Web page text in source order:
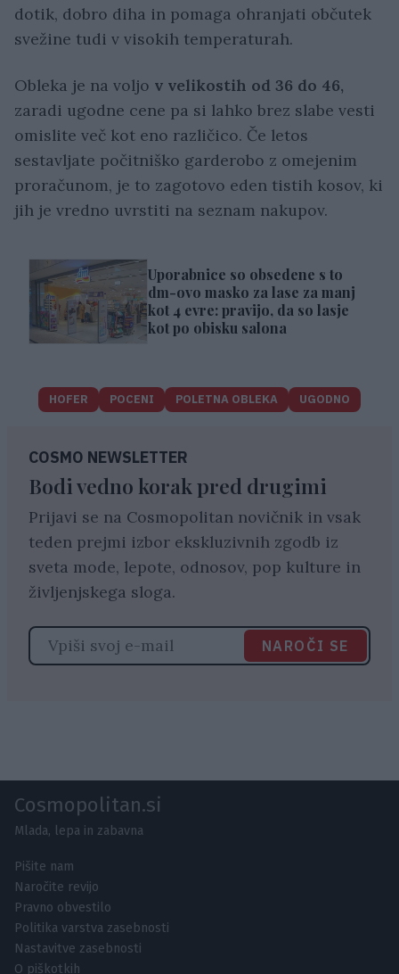
dotik, dobro diha in pomaga ohranjati občutek
svežine tudi v visokih temperaturah.
Obleka je na voljo v velikostih od 36 do 46,
zaradi ugodne cene pa si lahko brez slabe vesti
omislite več kot eno različico. Če letos
sestavljate počitniško garderobo z omejenim
proračunom, je to zagotovo eden tistih kosov, ki
jih je vredno uvrstiti na seznam nakupov.
Uporabnice so obsedene s to
dm-ovo masko za lase za manj
kot 4 evre: pravijo, da so lasje
kot po obisku salona
HOFER POCENI POLETNA OBLEKA UGODNO
COSMO NEWSLETTER
Bodi vedno korak pred drugimi
Prijavi se na Cosmopolitan novičnik in vsak
teden prejmi izbor ekskluzivnih zgodb iz
sveta mode, lepote, odnosov, pop kulture in
življenjskega sloga.
NAROČI SE
Cosmopolitan.si
Mlada, lepa in zabavna
Pišite nam
Naročite revijo
Pravno obvestilo
Politika varstva zasebnosti
Nastavitve zasebnosti
O piškotkih